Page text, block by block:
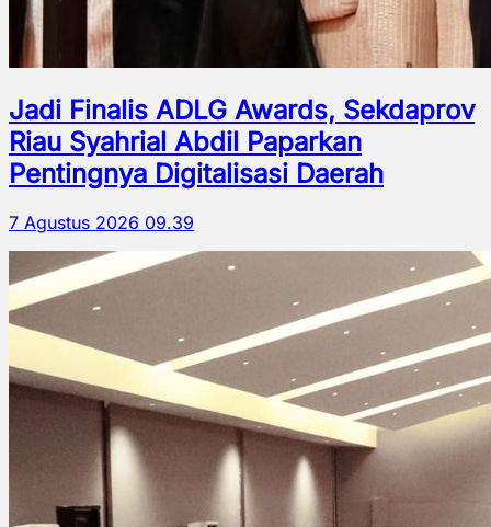
Jadi Finalis ADLG Awards, Sekdaprov
Riau Syahrial Abdil Paparkan
Pentingnya Digitalisasi Daerah
7 Agustus 2026 09.39